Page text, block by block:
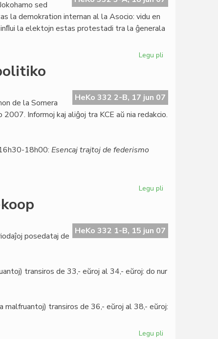
sed
la demokration internan al la Asocio: vidu en
la elektojn estas protestadi tra la ĝenerala
Legu pli
ludo
fermita,
kroato
HeKo 332 2-B, 17 jun 07
de la Somera
Informoj kaj aliĝoj tra KCE aŭ nia redakcio.
18h00: Esencaj trajtoj de federismo
Legu pli
geopolitiko
HeKo 332 1-B, 15 jun 07
posedataj de
transiros de 33,- eŭroj al 34,- eŭroj: do nur
transiros de 36,- eŭroj al 38,- eŭroj:
Legu pli